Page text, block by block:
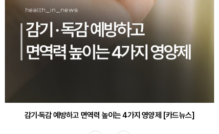
감기·독감 예방하고 면역력 높이는 4가지 영양제 [카드뉴스]